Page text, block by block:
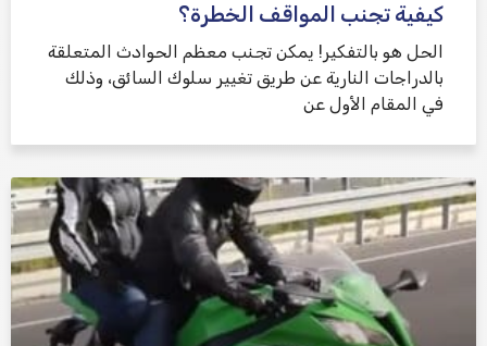
كيفية تجنب المواقف الخطرة؟
الحل هو بالتفكير! يمكن تجنب معظم الحوادث المتعلقة
بالدراجات النارية عن طريق تغيير سلوك السائق، وذلك
في المقام الأول عن